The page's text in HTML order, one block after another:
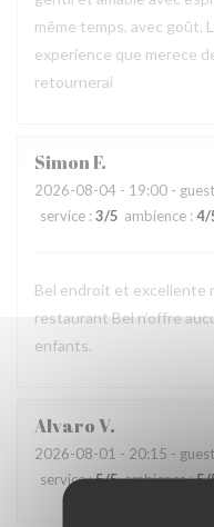
même temps, avec goût.
experience que merece
retournerai
SimonF
2026-08-04 - 19:00 -
service : 3/5 ambience : 4/
Bel endroit et excellente
restaurant Bel n’offre
enfants.
AlvaroV
2026-08-01 - 20:15 -
service:5/5 ambience:5/